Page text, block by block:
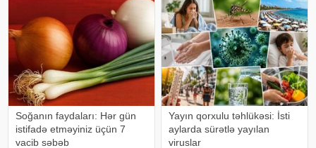
problemlərə səbəb ola bilər
Soğanın faydaları: Hər gün
istifadə etməyiniz üçün 7
vacib səbəb
Yayın qorxulu təhlükəsi: İsti
aylarda sürətlə yayılan
viruslar